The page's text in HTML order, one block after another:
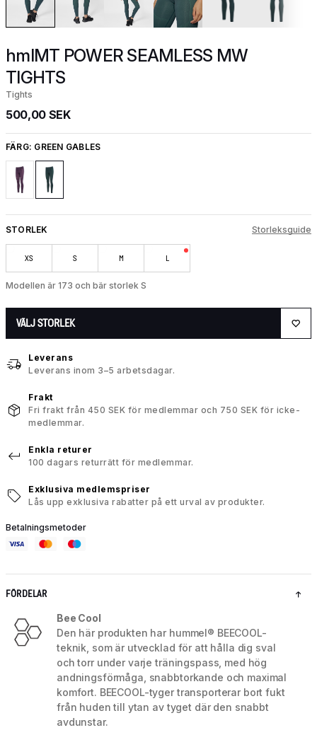
hmlMT POWER SEAMLESS MW
TIGHTS
Tights
500,00 SEK
FÄRG: GREEN GABLES
STORLEK Storleksguide
XS S M L
Modellen är 173 och bär storlek S
VÄLJ STORLEK
Leverans
Leverans inom 3–5 arbetsdagar.
Frakt
Fri frakt från 450 SEK för medlemmar och 750 SEK för icke-
medlemmar.
Enkla returer
100 dagars returrätt för medlemmar.
Exklusiva medlemspriser
Lås upp exklusiva rabatter på ett urval av produkter.
Betalningsmetoder
FÖRDELAR
Bee Cool
Den här produkten har hummel® BEECOOL-
teknik, som är utvecklad för att hålla dig sval
och torr under varje träningspass, med hög
andningsförmåga, snabbtorkande och maximal
komfort. BEECOOL-tyger transporterar bort fukt
från huden till ytan av tyget där den snabbt
avdunstar.